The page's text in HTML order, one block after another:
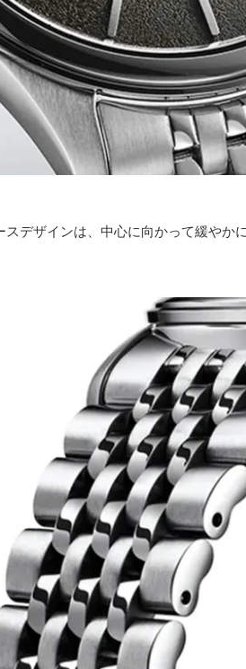
デザインは、中心に向かって緩や